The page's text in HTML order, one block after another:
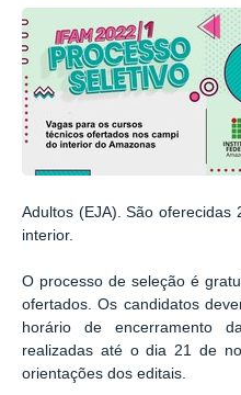
Adultos (EJA). São
interior.
O processo de seleção é
ofertados. Os candidatos
horário de encerramento
realizadas até o dia 21 de
orientações dos editais.